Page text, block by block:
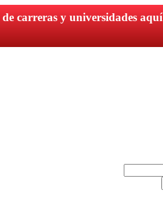
carreras y universidades aquí